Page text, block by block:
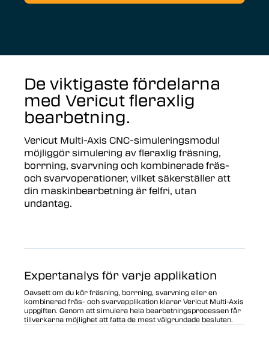
De viktigaste fördelarna
med Vericut fleraxlig
bearbetning.
Vericut Multi-Axis CNC-simuleringsmodul
möjliggör simulering av fleraxlig fräsning,
borrning, svarvning och kombinerade fräs-
och svarvoperationer, vilket säkerställer att
din maskinbearbetning är felfri, utan
undantag.
Expertanalys för varje applikation
Oavsett om du kör fräsning, borrning, svarvning eller en
kombinerad fräs- och svarvapplikation klarar Vericut Multi-Axis
uppgiften. Genom att simulera hela bearbetningsprocessen får
tillverkarna möjlighet att fatta de mest välgrundade besluten.